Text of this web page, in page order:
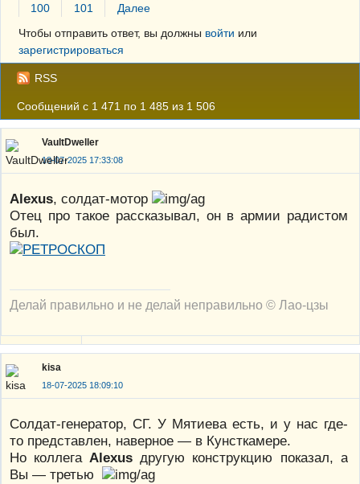
100
101
Далее
Чтобы отправить ответ, вы должны войти или
зарегистрироваться
RSS
Сообщений с 1 471 по 1 485 из 1 506
VaultDweller
18-07-2025 17:33:08
Alexus, солдат-мотор
Отец про такое рассказывал, он в армии радистом
был.
Делай правильно и не делай неправильно © Лао-цзы
kisa
18-07-2025 18:09:10
Солдат-генератор, СГ. У Мятиева есть, и у нас где-
то представлен, наверное — в Кунсткамере.
Но коллегаAlexus другую конструкцию показал, а
Вы — третью